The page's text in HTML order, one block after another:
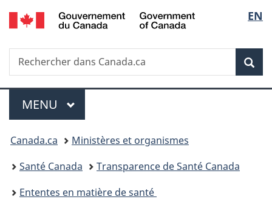
Passer
au
principal
Passer
à
Au
du
Passer
à
version
simplifiée
de
la
EN
Recherche
Rechercher
dans
Menu
MENU PRINCIPAL
Vous
êtes
ici :
Canada.ca
Ministères et organismes
Santé Canada
Transparence de Santé Canada
Ententes en matière de santé